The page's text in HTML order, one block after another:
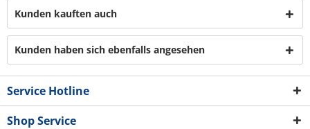
Kunden kauften auch
Kunden haben sich ebenfalls angesehen
Service Hotline
Shop Service